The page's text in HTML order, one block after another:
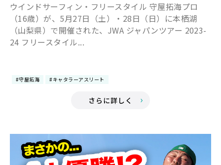
ウインドサーフィン・フリースタイル 守屋拓海プロ
（16歳）が、5月27日（土）・28日（日）に本栖湖
（山梨県）で開催された、JWA ジャパンツアー 2023-
24 フリースタイル...
#守屋拓海 #キャタラーアスリート
さらに詳しく